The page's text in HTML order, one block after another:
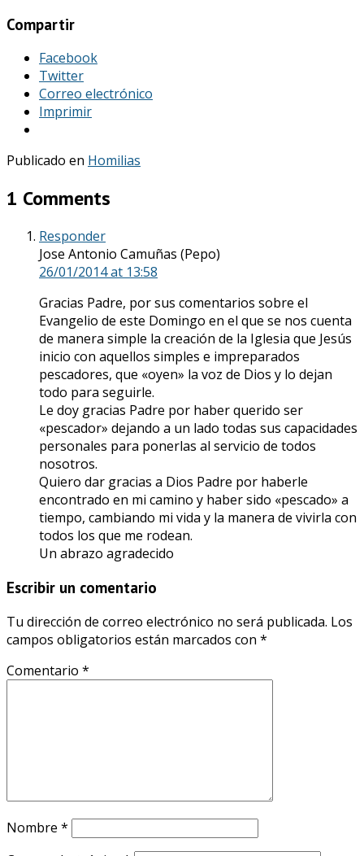
Compartir
Facebook
Twitter
Correo electrónico
Imprimir
Publicado en Homilias
1 Comments
Responder
Jose Antonio Camuñas (Pepo)
26/01/2014at 13:58
Gracias Padre, por sus comentarios sobre el
Evangelio de este Domingo en el que se nos cuenta
de manera simple la creación de la Iglesia que Jesús
inicio con aquellos simples e impreparados
pescadores, que «oyen» la voz de Dios y lo dejan
todo para seguirle.
Le doy gracias Padre por haber querido ser
«pescador» dejando a un lado todas sus capacidades
personales para ponerlas al servicio de todos
nosotros.
Quiero dar gracias a Dios Padre por haberle
encontrado en mi camino y haber sido «pescado» a
tiempo, cambiando mi vida y la manera de vivirla con
todos los que me rodean.
Un abrazo agradecido
Escribir un comentario
Tu dirección de correo electrónico no será publicada. Los
campos obligatorios están marcados con *
Comentario *
Nombre *